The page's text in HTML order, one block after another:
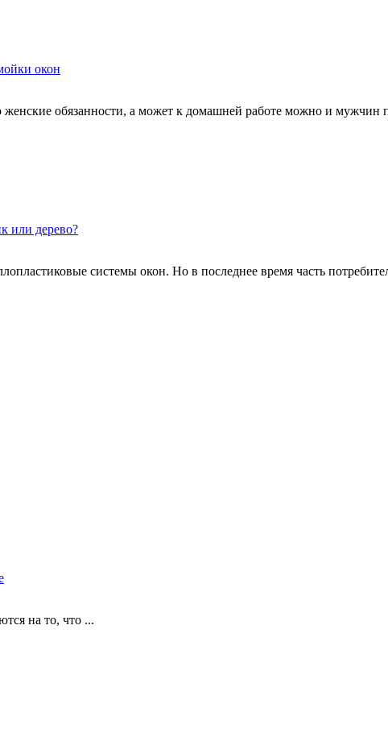
окон
обязанности, а может к домашней работе можно и мужчин
или дерево?
системы окон. Но в последнее время часть
на то, что ...